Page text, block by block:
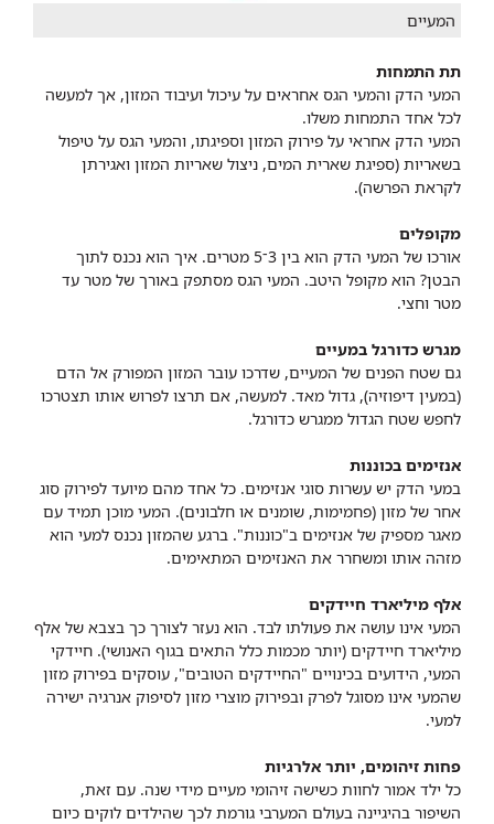
המעיים
תת התמחות
המעי הדק והמעי הגס אחראים על עיכול ועיבוד המזון, אך למעשה
לכל אחד התמחות משלו.
המעי הדק אחראי על פירוק המזון וספיגתו, והמעי הגס על טיפול
בשאריות (ספיגת שארית המים, ניצול שאריות המזון ואגירתן
לקראת הפרשה).
מקופלים
אורכו של המעי הדק הוא בין 3־5 מטרים. איך הוא נכנס לתוך
הבטן? הוא מקופל היטב. המעי הגס מסתפק באורך של מטר עד
מטר וחצי.
מגרש כדורגל במעיים
גם שטח הפנים של המעיים, שדרכו עובר המזון המפורק אל הדם
(במעין דיפוזיה), גדול מאד. למעשה, אם תרצו לפרוש אותו תצטרכו
לחפש שטח הגדול ממגרש כדורגל.
אנזימים בכוננות
במעי הדק יש עשרות סוגי אנזימים. כל אחד מהם מיועד לפירוק סוג
אחר של מזון (פחמימות, שומנים או חלבונים). המעי מוכן תמיד עם
מאגר מספיק של אנזימים ב"כוננות". ברגע שהמזון נכנס למעי הוא
מזהה אותו ומשחרר את האנזימים המתאימים.
אלף מיליארד חיידקים
המעי אינו עושה את פעולתו לבד. הוא נעזר לצורך כך בצבא של אלף
מיליארד חיידקים (יותר מכמות כלל התאים בגוף האנושי). חיידקי
המעי, הידועים בכינויים "החיידקים הטובים", עוסקים בפירוק מזון
שהמעי אינו מסוגל לפרק ובפירוק מוצרי מזון לסיפוק אנרגיה ישירה
למעי.
פחות זיהומים, יותר אלרגיות
כל ילד אמור לחוות כשישה זיהומי מעיים מידי שנה. עם זאת,
השיפור בהיגיינה בעולם המערבי גורמת לכך שהילדים לוקים כיום